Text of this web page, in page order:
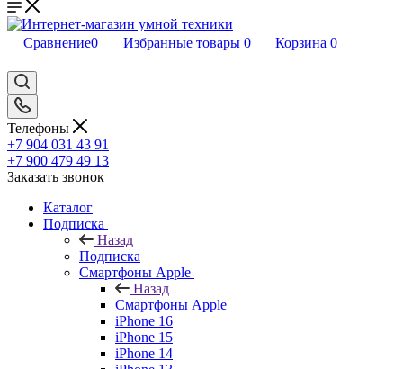
Сравнение0 Избранные товары 0 Корзина 0
Телефоны
+7 904 031 43 91
+7 900 479 49 13
Заказать звонок
Каталог
Подписка
Назад
Подписка
Смартфоны Apple
Назад
Смартфоны Apple
iPhone 16
iPhone 15
iPhone 14